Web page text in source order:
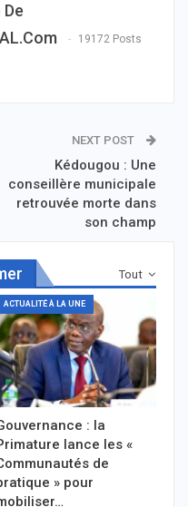
19172 Posts
NEXT POST
Kédougou : Une
conseillère municipale
retrouvée morte dans
son champ
Tout
ACTUALITÉ À LA UNE
: la
lance les «
de
» pour